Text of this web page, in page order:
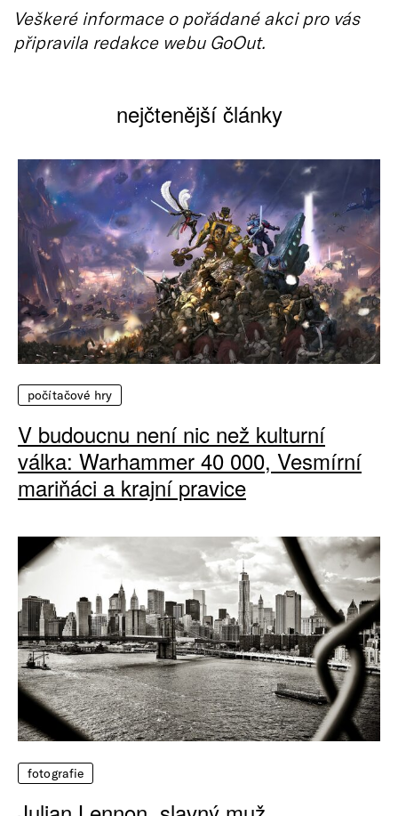
Veškeré informace o pořádané akci pro vás
připravila redakce webu GoOut.
nejčtenější články
počítačové hry
V budoucnu není nic než kulturní
válka: Warhammer 40 000, Vesmírní
mariňáci a krajní pravice
fotografie